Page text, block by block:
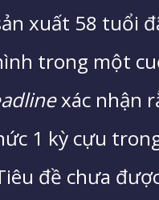
xuất 58 tuổi
trong một
xác nhận
1 kỳ cựu
đề chưa